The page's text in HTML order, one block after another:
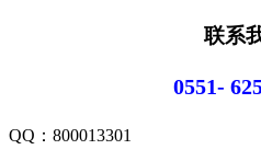
联系
0551-
QQ： 800013301